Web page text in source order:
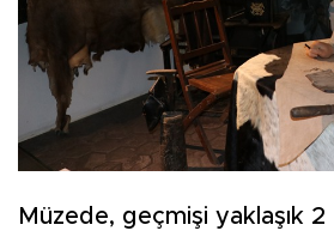
Müzede, geçmişi yaklaşık